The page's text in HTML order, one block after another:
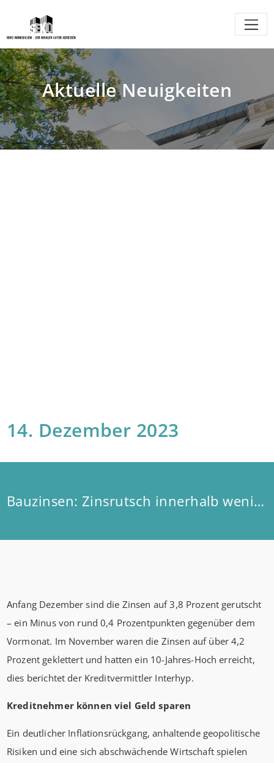
Aktuelle Neuigkeiten
14. Dezember 2023
Bauzinsen: Zinsrutsch innerhalb weniger Wochen
Anfang Dezember sind die Zinsen auf 3,8 Prozent gerutscht
– ein Minus von rund 0,4 Prozentpunkten gegenüber dem
Vormonat. Im November waren die Zinsen auf über 4,2
Prozent geklettert und hatten ein 10-Jahres-Hoch erreicht,
dies berichtet der Kreditvermittler Interhyp.
Kreditnehmer können viel Geld sparen
Ein deutlicher Inflationsrückgang, anhaltende geopolitische
Risiken und eine sich abschwächende Wirtschaft spielen